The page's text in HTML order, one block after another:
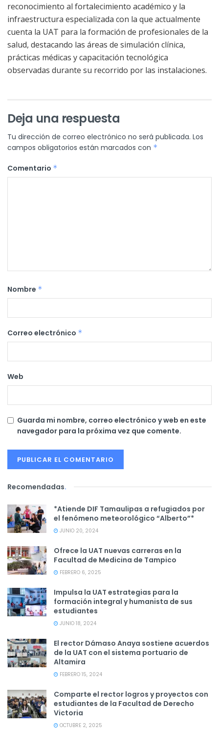
reconocimiento al fortalecimiento académico y la
infraestructura especializada con la que actualmente
cuenta la UAT para la formación de profesionales de la
salud, destacando las áreas de simulación clínica,
prácticas médicas y capacitación tecnológica
observadas durante su recorrido por las instalaciones.
Deja una respuesta
Tu dirección de correo electrónico no será publicada. Los
campos obligatorios están marcados con *
Comentario *
Nombre *
Correo electrónico *
Web
Guarda mi nombre, correo electrónico y web en este
navegador para la próxima vez que comente.
Recomendadas.
*Atiende DIF Tamaulipas a refugiados por
el fenómeno meteorológico “Alberto”*
JUNIO 20, 2024
Ofrece la UAT nuevas carreras en la
Facultad de Medicina de Tampico
FEBRERO 6, 2025
Impulsa la UAT estrategias para la
formación integral y humanista de sus
estudiantes
JUNIO 18, 2024
El rector Dámaso Anaya sostiene acuerdos
de la UAT con el sistema portuario de
Altamira
FEBRERO 15, 2024
Comparte el rector logros y proyectos con
estudiantes de la Facultad de Derecho
Victoria
OCTUBRE 2, 2025